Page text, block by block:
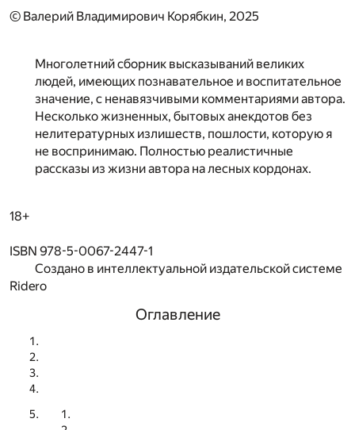
© Валерий Владимирович Корябкин, 2025
Многолетний сборник высказываний великих
людей, имеющих познавательное и воспитательное
значение, с ненавязчивыми комментариями автора.
Несколько жизненных, бытовых анекдотов без
нелитературных излишеств, пошлости, которую я
не воспринимаю. Полностью реалистичные
рассказы из жизни автора на лесных кордонах.
18+
ISBN 978-5-0067-2447-1
Создано в интеллектуальной издательской системе
Ridero
Оглавление